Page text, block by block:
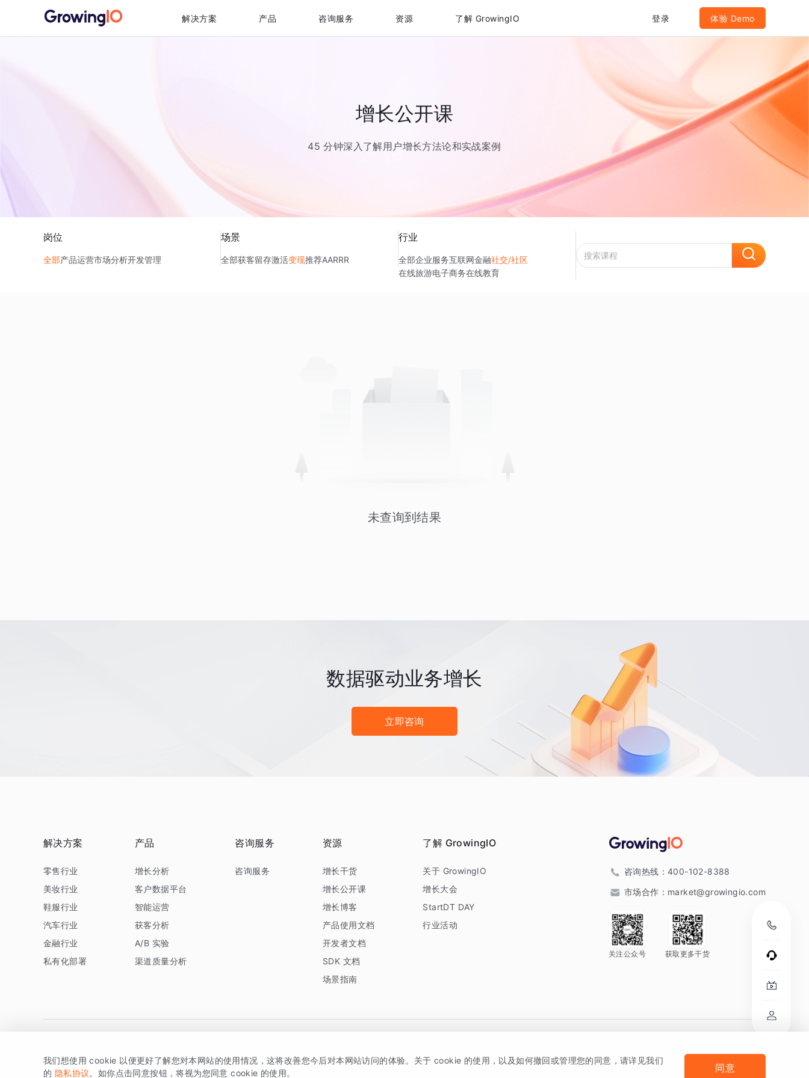
解决方案 产品 咨询服务 资源 了解 GrowingIO 登录 体验 Demo
增长公开课
45 分钟深入了解用户增长方法论和实战案例
岗位
全部产品运营市场分析开发管理
场景
全部获客留存激活变现推荐AARRR
行业
全部企业服务互联网金融社交/社区
在线旅游电子商务在线教育
未查询到结果
数据驱动业务增长
立即咨询
解决方案
零售行业
美妆行业
鞋服行业
汽车行业
金融行业
私有化部署
产品
增长分析
客户数据平台
智能运营
获客分析
A/B 实验
渠道质量分析
咨询服务
咨询服务
资源
增长干货
增长公开课
增长博客
产品使用文档
开发者文档
SDK 文档
场景指南
了解 GrowingIO
关于 GrowingIO
增长大会
StartDT DAY
行业活动
咨询热线： 400-102-8388
市场合作： market@growingio.com
关注公众号 获取更多干货
版权所有 © 北京易数科技有限公司SDK相关说明 京ICP备15038330号 法律声明及隐私条款
我们想使用 cookie 以便更好了解您对本网站的使用情况，这将改善您今后对本网站访问的体验。关于 cookie 的使用，以及如何撤回或管理您的同意，请详见我们
的 隐私协议。如你点击同意按钮，将视为您同意 cookie 的使用。 同意